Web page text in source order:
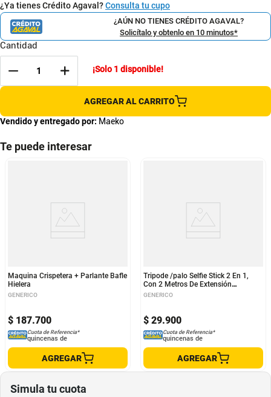
¿Ya tienes Crédito Agaval?Consulta tu cupo
¿AÚN NO TIENES CRÉDITO AGAVAL?
Solicítalo y obtenlo en 10 minutos*
Cantidad
¡Solo 1 disponible!
AGREGAR AL CARRITO
Vendido y entregado por: Maeko
Te puede interesar
Maquina Crispetera + Parlante Bafle
Hielera
GENERICO
$ 187.700
Cuota de Referencia*
quincenas de
AGREGAR
Tripode /palo Selfie Stick 2 En 1,
Con 2 Metros De Extensión
Bluetooth Para Celular
GENERICO
$ 29.900
Cuota de Referencia*
quincenas de
AGREGAR
Simula tu cuota